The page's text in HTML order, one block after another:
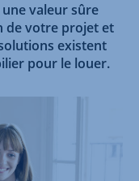
valeur sûre
de votre projet et
existent
pour le louer.